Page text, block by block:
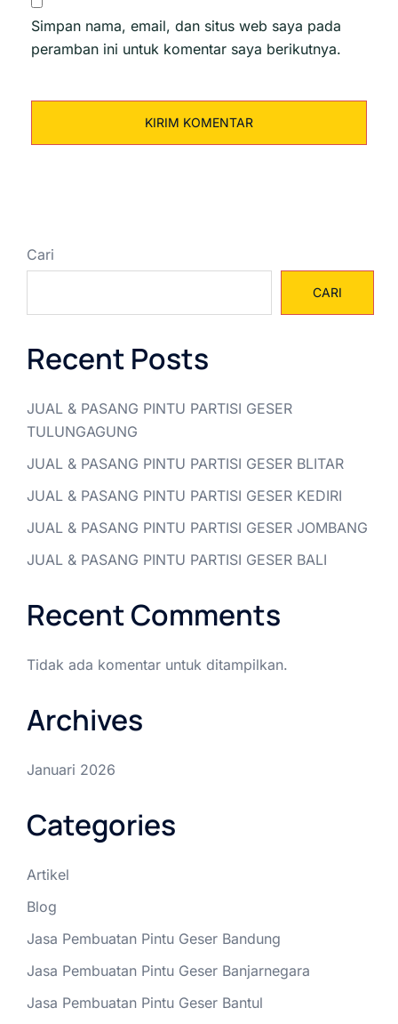
Simpan nama, email, dan situs web saya pada
peramban ini untuk komentar saya berikutnya.
Cari
CARI
Recent Posts
JUAL & PASANG PINTU PARTISI GESER
TULUNGAGUNG
JUAL & PASANG PINTU PARTISI GESER BLITAR
JUAL & PASANG PINTU PARTISI GESER KEDIRI
JUAL & PASANG PINTU PARTISI GESER JOMBANG
JUAL & PASANG PINTU PARTISI GESER BALI
Recent Comments
Tidak ada komentar untuk ditampilkan.
Archives
Januari 2026
Categories
Artikel
Blog
Jasa Pembuatan Pintu Geser Bandung
Jasa Pembuatan Pintu Geser Banjarnegara
Jasa Pembuatan Pintu Geser Bantul